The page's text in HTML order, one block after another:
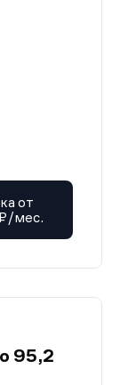
от
мес.
95,2